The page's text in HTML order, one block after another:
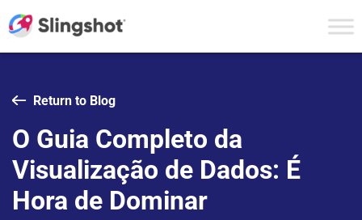
Return to Blog
O Guia Completo da
Visualização de Dados: É
Hora de Dominar